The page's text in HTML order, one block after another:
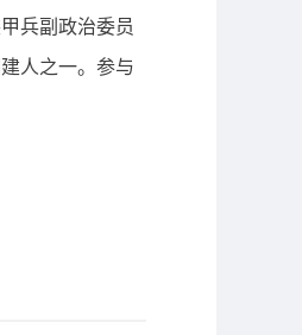
兵副政治委员
人之一。参与